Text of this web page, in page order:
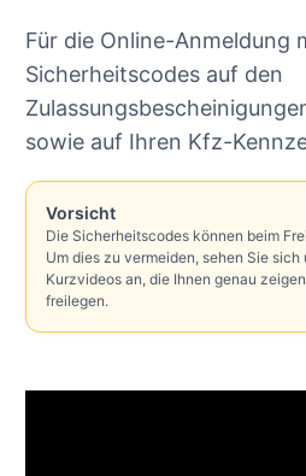
Für die Online-Anmeldung
Sicherheitscodes auf den
sowie auf Ihren Kfz-
Vorsicht
Die Sicherheitscodes können beim
Um dies zu vermeiden, sehen Sie
Kurzvideos an, die Ihnen genau
freilegen.